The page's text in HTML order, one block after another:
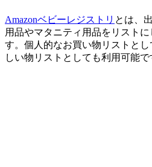
Amazonベビーレジストリ とは、
用品やマタニティ用品をリスト
す。個人的なお買い物リストと
しい物リストとしても利用可能で